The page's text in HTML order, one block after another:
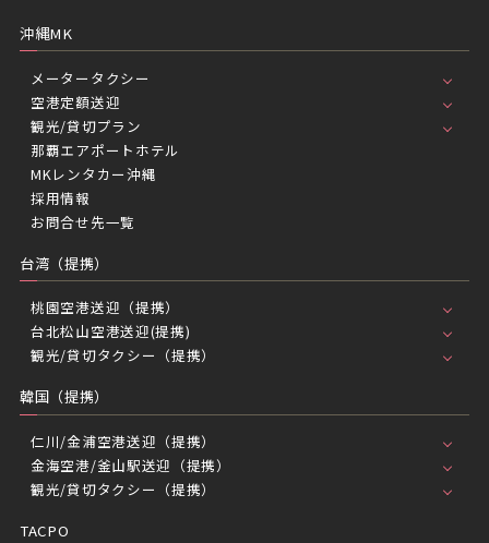
沖縄MK
メータータクシー
空港定額送迎
観光/貸切プラン
那覇エアポートホテル
MKレンタカー沖縄
採用情報
お問合せ先一覧
台湾（提携）
桃園空港送迎（提携）
台北松山空港送迎(提携)
観光/貸切タクシー（提携）
韓国（提携）
仁川/金浦空港送迎（提携）
金海空港/釜山駅送迎（提携）
観光/貸切タクシー（提携）
TACPO